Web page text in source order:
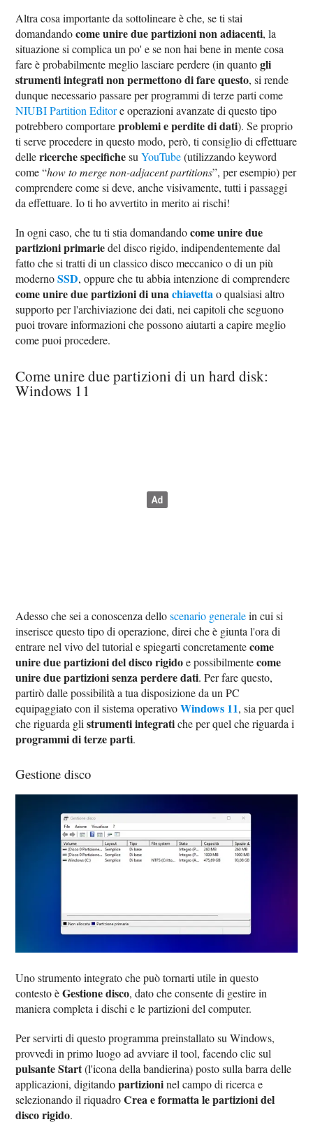
Altra cosa importante da sottolineare è che, se ti stai
domandandocome unire due partizioni non adiacenti, la
situazione si complica un po' e se non hai bene in mente cosa
fare è probabilmente meglio lasciare perdere (in quantogli
strumenti integrati non permettono di fare questo, si rende
dunque necessario passare per programmi di terze parti come
NIUBI Partition Editore operazioni avanzate di questo tipo
potrebbero comportareproblemi e perdite di dati). Se proprio
ti serve procedere in questo modo, però, ti consiglio di effettuare
dellericerche specifichesuYouTube(utilizzando keyword
come “how to merge non-adjacent partitions”, per esempio) per
comprendere come si deve, anche visivamente, tutti i passaggi
da effettuare. Io ti ho avvertito in merito ai rischi!
In ogni caso, che tu ti stia domandandocome unire due
partizioni primariedel disco rigido, indipendentemente dal
fatto che si tratti di un classico disco meccanico o di un più
modernoSSD, oppure che tu abbia intenzione di comprendere
come unire due partizioni di unachiavettao qualsiasi altro
supporto per l'archiviazione dei dati, nei capitoli che seguono
puoi trovare informazioni che possono aiutarti a capire meglio
come puoi procedere.
Come unire due partizioni di un hard disk:
Windows 11
Adesso che sei a conoscenza delloscenario generalein cui si
inserisce questo tipo di operazione, direi che è giunta l'ora di
entrare nel vivo del tutorial e spiegarti concretamentecome
unire due partizioni del disco rigidoe possibilmentecome
unire due partizioni senza perdere dati. Per fare questo,
partirò dalle possibilità a tua disposizione da un PC
equipaggiato con il sistema operativoWindows 11, sia per quel
che riguarda glistrumenti integratiche per quel che riguarda i
programmi di terze parti.
Gestione disco
Uno strumento integrato che può tornarti utile in questo
contesto èGestione disco, dato che consente di gestire in
maniera completa i dischi e le partizioni del computer.
Per servirti di questo programma preinstallato su Windows,
provvedi in primo luogo ad avviare il tool, facendo clic sul
pulsante Start(l'icona della bandierina) posto sulla barra delle
applicazioni, digitandopartizioninel campo di ricerca e
selezionando il riquadroCrea e formatta le partizioni del
disco rigido.